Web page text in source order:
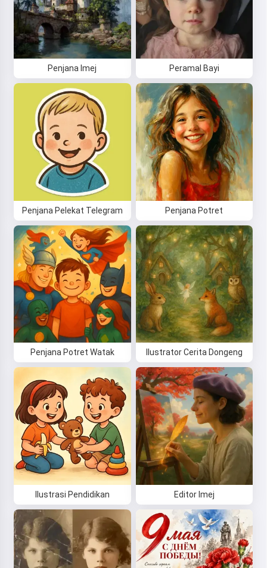
Penjana Imej Peramal Bayi
Penjana Pelekat Telegram Penjana Potret
Penjana Potret Watak Ilustrator Cerita Dongeng
Ilustrasi Pendidikan Editor Imej